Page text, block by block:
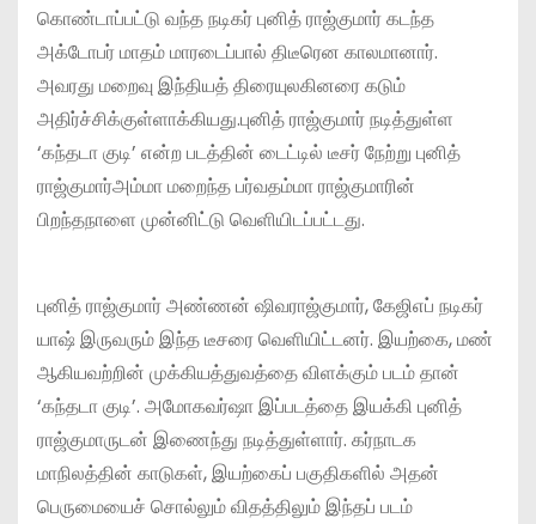
கொண்டாப்பட்டு வந்த நடிகர் புனித் ராஜ்குமார் கடந்த
அக்டோபர் மாதம் மாரடைப்பால் திடீரென காலமானார்.
அவரது மறைவு இந்தியத் திரையுலகினரை கடும்
அதிர்ச்சிக்குள்ளாக்கியது.புனித் ராஜ்குமார் நடித்துள்ள
‘கந்தடா குடி’ என்ற படத்தின் டைட்டில் டீசர் நேற்று புனித்
ராஜ்குமார்அம்மா மறைந்த பர்வதம்மா ராஜ்குமாரின்
பிறந்தநாளை முன்னிட்டு வெளியிடப்பட்டது.
புனித் ராஜ்குமார் அண்ணன் ஷிவராஜ்குமார், கேஜிஎப் நடிகர்
யாஷ் இருவரும் இந்த டீசரை வெளியிட்டனர். இயற்கை, மண்
ஆகியவற்றின் முக்கியத்துவத்தை விளக்கும் படம் தான்
‘கந்தடா குடி’. அமோகவர்ஷா இப்படத்தை இயக்கி புனித்
ராஜ்குமாருடன் இணைந்து நடித்துள்ளார். கர்நாடக
மாநிலத்தின் காடுகள், இயற்கைப் பகுதிகளில் அதன்
பெருமையைச் சொல்லும் விதத்திலும் இந்தப் படம்